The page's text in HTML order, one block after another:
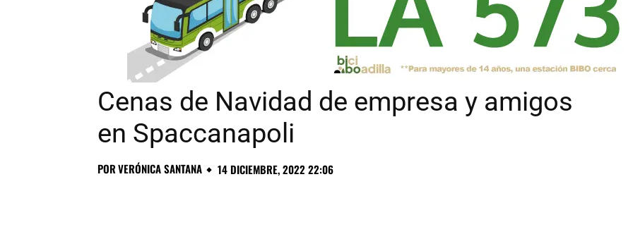
Cenas de Navidad de empresa y amigos
en Spaccanapoli
PORVERÓNICA SANTANA 14 DICIEMBRE, 2022 22:06